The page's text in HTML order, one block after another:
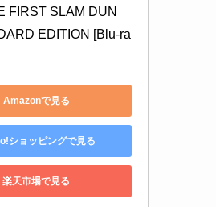
FIRST SLAM DUN
EDITION [Blu-ra
Amazonで見る
ショッピングで見る
楽天市場で見る